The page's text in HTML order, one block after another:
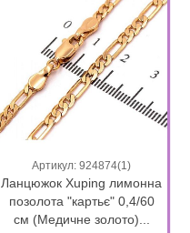
Артикул: 924874(1)
Ланцюжок Xuping лимонна
позолота "картьє" 0,4/60
см (Медичне золото)...